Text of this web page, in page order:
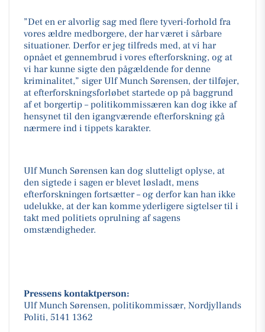
”Det en er alvorlig sag med flere tyveri-forhold fra
vores ældre medborgere, der har været i sårbare
situationer. Derfor er jeg tilfreds med, at vi har
opnået et gennembrud i vores efterforskning, og at
vi har kunne sigte den pågældende for denne
kriminalitet,” siger Ulf Munch Sørensen, der tilføjer,
at efterforskningsforløbet startede op på baggrund
af et borgertip – politikommissæren kan dog ikke af
hensynet til den igangværende efterforskning gå
nærmere ind i tippets karakter.
Ulf Munch Sørensen kan dog slutteligt oplyse, at
den sigtede i sagen er blevet løsladt, mens
efterforskningen fortsætter – og derfor kan han ikke
udelukke, at der kan komme yderligere sigtelser til i
takt med politiets oprulning af sagens
omstændigheder.
Pressens kontaktperson:
Ulf Munch Sørensen, politikommissær, Nordjyllands
Politi, 5141 1362